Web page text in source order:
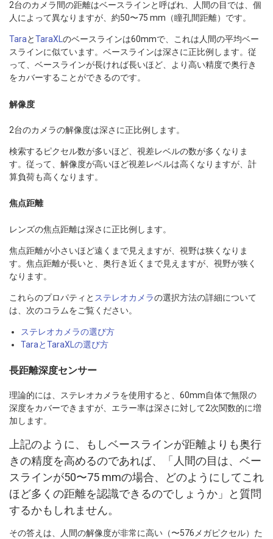
2台のカメラ間の距離はベースラインと呼ばれ、人間の目では、個
人によって異なりますが、約50〜75 mm（瞳孔間距離）です。
TaraとTaraXLのベースラインは60mmで、これは人間の平均ベー
スラインに似ています。ベースラインは深さに正比例します。従
って、ベースラインが長ければ長いほど、より高い精度で奥行き
をカバーすることができるのです。
解像度
2台のカメラの解像度は深さに正比例します。
検索するピクセル数が多いほど、視差レベルの数が多くなりま
す。従って、解像度が高いほど視差レベルは高くなりますが、計
算負荷も高くなります。
焦点距離
レンズの焦点距離は深さに正比例します。
焦点距離が小さいほど遠くまで見えますが、視野は狭くなりま
す。焦点距離が長いと、奥行き近くまで見えますが、視野が狭く
なります。
これらのプロパティと ステレオカメラの選択方法の詳細について
は、次のコラムをご覧ください。
ステレオカメラの選び方
TaraとTaraXLの選び方
長距離深度センサー
理論的には、ステレオカメラを使用すると、60mm自体で無限の
深度をカバーできますが、エラー率は深さに対して2次関数的に増
加します。
上記のように、もしベースラインが距離よりも奥行
きの精度を高めるのであれば、「人間の目は、ベー
スラインが50〜75 mmの場合、どのようにしてこれ
ほど多くの距離を認識できるのでしょうか」と質問
するかもしれません。
その答えは、人間の解像度が非常に高い（〜576メガピクセル）た